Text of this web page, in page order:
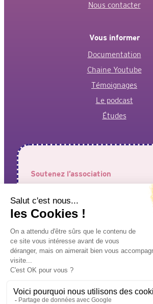
Nous contacter
Vous informer
Documentation
Chaine Youtube
Témoignages
Le podcast
Études
Soutenez l’association
Votre aide est précieuse pour permettre à
faire entendre vos voix !
J’adhère à l’association Je fais